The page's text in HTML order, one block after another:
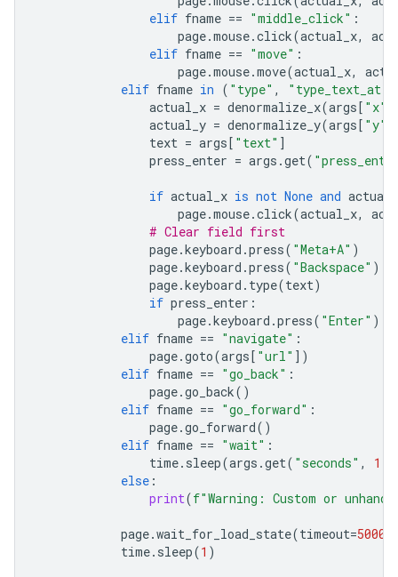
elif fname == "middle_click" :
page.mouse.click(actual_x,
elif fname == "move" :
page.mouse.move(actual_x,
elif fname in ( "type" , "type_text_at"
actual_x = denormalize_x(args[ "x"
actual_y = denormalize_y(args[ "y"
text = args[ "text" ]
press_enter = args .get(
if actual_x is not None and
page.mouse.click(actual_x,
# Clear field first
page.keyboard .press( "Meta+A" )
page.keyboard .press( "Backspace" )
page.keyboard . type(text)
if press_enter :
page.keyboard .press( "Enter" )
elif fname == "navigate" :
page.goto(args[ "url" ])
elif fname == "go_back" :
page.go_back()
elif fname == "go_forward" :
page.go_forward()
elif fname == "wait" :
time. sleep(args .get( "seconds" , 1
else :
print(f"Warning: Custom or
page.wait_for_load_state(timeout=5000
time. sleep(1 )